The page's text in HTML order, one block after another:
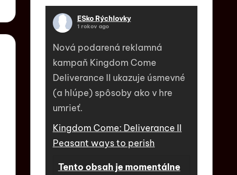
ESko Rýchlovky
1 rokov ago
Nová podarená reklamná
kampaň Kingdom Come
Deliverance II ukazuje úsmevné
(a hlúpe) spôsoby ako v hre
umrieť.
Kingdom Come: Deliverance II
Peasant ways to perish
Tento obsah je momentálne